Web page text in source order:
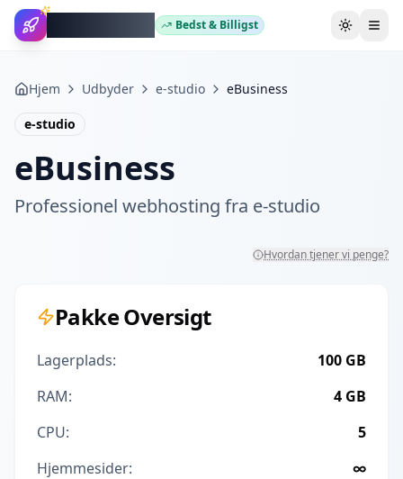
Bedst & Billigst Skift
Hjem Udbyder e-studio eBusiness
e-studio
eBusiness
Professionel webhosting fra e-studio
Hvordan tjener vi penge?
Pakke Oversigt
Lagerplads:
100 GB
RAM:
4 GB
CPU:
5
Hjemmesider:
∞